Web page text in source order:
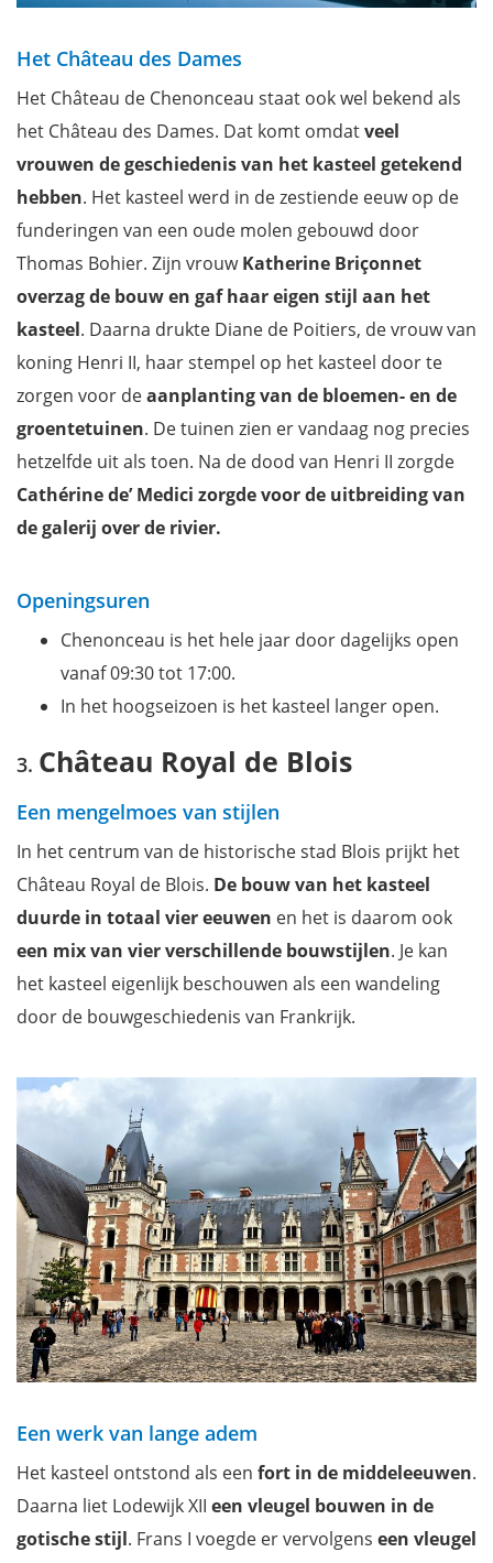
Het Château des Dames
Het Château de Chenonceau staat ook wel bekend als
het Château des Dames. Dat komt omdatveel
vrouwen de geschiedenis van het kasteel getekend
hebben. Het kasteel werd in de zestiende eeuw op de
funderingen van een oude molen gebouwd door
Thomas Bohier. Zijn vrouwKatherine Briçonnet
overzag de bouw en gaf haar eigen stijl aan het
kasteel. Daarna drukte Diane de Poitiers, de vrouw van
koning Henri II, haar stempel op het kasteel door te
zorgen voor deaanplanting van de bloemen- en de
groentetuinen. De tuinen zien er vandaag nog precies
hetzelfde uit als toen. Na de dood van Henri II zorgde
Cathérine de’ Medici zorgde voor de uitbreiding van
de galerij over de rivier.
Openingsuren
Chenonceau is het hele jaar door dagelijks open
vanaf 09:30 tot 17:00.
In het hoogseizoen is het kasteel langer open.
Château Royal de Blois
Een mengelmoes van stijlen
In het centrum van de historische stad Blois prijkt het
Château Royal de Blois. De bouw van het kasteel
duurde in totaal vier eeuwen en het is daarom ook
een mix van vier verschillende bouwstijlen. Je kan
het kasteel eigenlijk beschouwen als een wandeling
door de bouwgeschiedenis van Frankrijk.
Een werk van lange adem
Het kasteel ontstond als een fort in de middeleeuwen.
Daarna liet Lodewijk XII een vleugel bouwen in de
gotische stijl. Frans I voegde er vervolgens een vleugel